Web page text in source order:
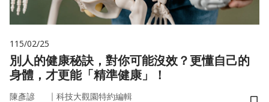
115/02/25
別人的健康秘訣，對你可能沒效？更懂自己的
身體，才更能「精準健康」！
陳彥諺 ｜ 科技大觀園特約編輯